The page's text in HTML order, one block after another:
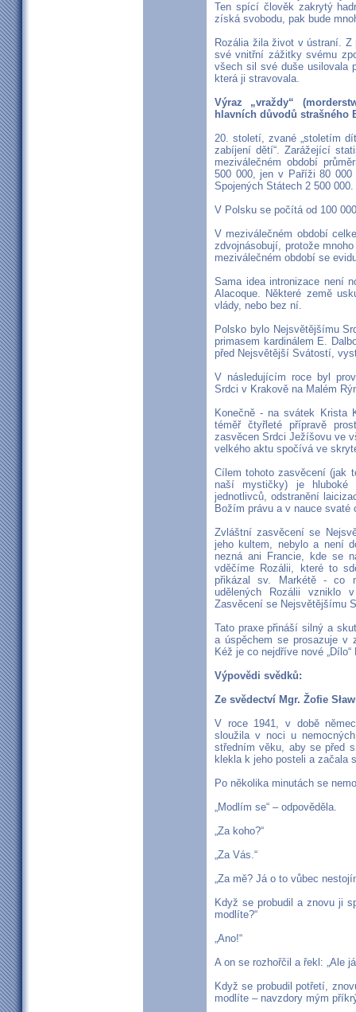
Ten spící člověk zakrytý
získá svobodu, pak bude
Rozália žila život v ústraní.
své vnitřní zážitky svému
všech sil své duše usilovala
která ji stravovala.
Výraz „vraždy“
hlavních důvodů strašného
20. století, zvané „stoletím
zabíjení dětí“. Zarážející
meziválečném období
500 000, jen v Paříži 80
Spojených Státech 2 500 000.
V Polsku se počítá od 100
V meziválečném období
zdvojnásobují, protože
meziválečném období se
Sama idea intronizace není
Alacoque. Některé země
vlády, nebo bez ní.
Polsko bylo Nejsvětějšímu
primasem kardinálem E.
před Nejsvětější Svátostí,
V následujícím roce byl
Srdci v Krakově na Malém
Konečně - na svátek Krista
téměř čtyřleté přípravě
zasvěcen Srdci Ježíšovu ve
velkého aktu spočívá ve
Cílem tohoto zasvěcení (jak
naší mystičky) je hluboké
jednotlivců, odstranění
Božím právu a v nauce svaté
Zvláštní zasvěcení se
jeho kultem, nebylo a není
nezná ani Francie, kde se
vděčíme Rozálii, které to
přikázal sv. Markétě - co
udělených Rozálii vzniklo
Zasvěcení se Nejsvětějšímu
Tato praxe přináší silný a
a úspěchem se prosazuje v
Kéž je co nejdříve nové
Výpovědi svědků:
Ze svědectví Mgr. Žofie
V roce 1941, v době
sloužila v noci u
středním věku, aby se před
klekla k jeho posteli a začala
Po několika minutách se
„Modlím se“ – odpověděla.
„Za koho?“
„Za Vás.“
„Za mě? Já o to vůbec
Když se probudil a znovu ji
modlíte?“
„Ano!“
A on se rozhořčil a řekl: „Ale
Když se probudil potřetí,
modlíte – navzdory mým